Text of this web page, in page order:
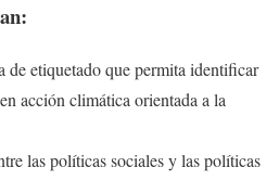
de etiquetado que permita identificar
acción climática orientada a la
las políticas sociales y las políticas